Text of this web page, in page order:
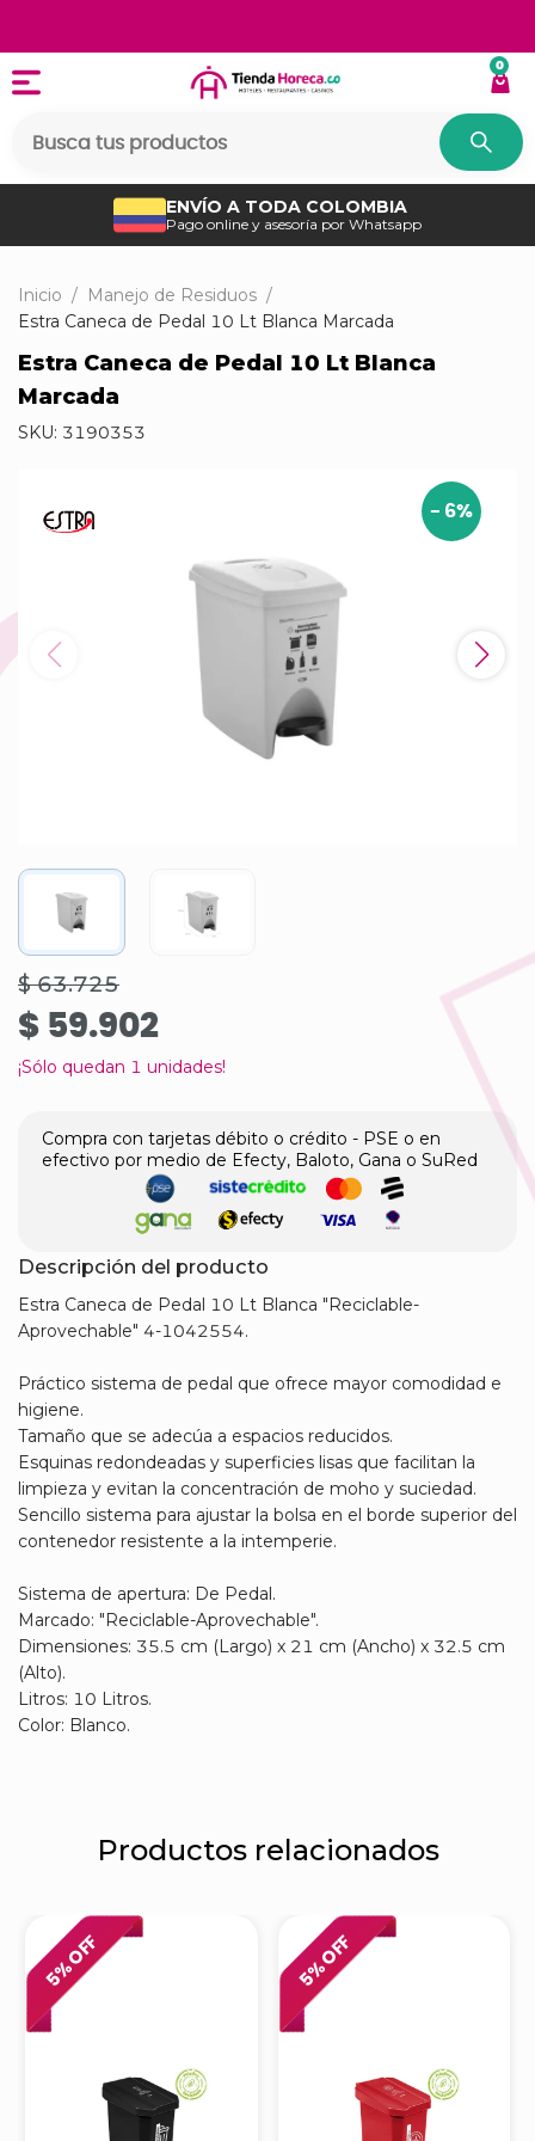
0
ENVÍO A TODA COLOMBIA
Pago online y asesoría por Whatsapp
Inicio / Manejo de Residuos /
Estra Caneca de Pedal 10 Lt Blanca Marcada
Estra Caneca de Pedal 10 Lt Blanca
Marcada
SKU: 3190353
- 6%
¡Sólo quedan 1 unidades!
$ 63.725
$ 59.902
Compra con tarjetas débito o crédito - PSE o en
efectivo por medio de Efecty, Baloto, Gana o SuRed
Descripción del producto
​Estra Caneca de Pedal 10 Lt Blanca "Reciclable-
Aprovechable" 4-1042554.
Práctico sistema de pedal que ofrece mayor comodidad e
higiene.
Tamaño que se adecúa a espacios reducidos.
Esquinas redondeadas y superficies lisas que facilitan la
limpieza y evitan la concentración de moho y suciedad.
Sencillo sistema para ajustar la bolsa en el borde superior del
contenedor resistente a la intemperie.
Sistema de apertura: De Pedal.
Marcado: "Reciclable-Aprovechable".
Dimensiones: 35.5 cm (Largo) x 21 cm (Ancho) x 32.5 cm
(Alto).
Litros: 10 Litros.
Color: Blanco.
Productos relacionados
5
% OFF 5
% OFF